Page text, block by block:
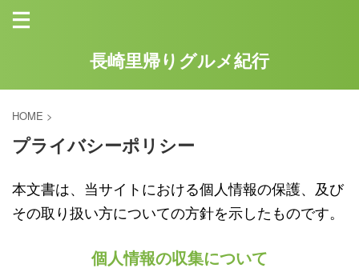
長崎里帰りグルメ紀行
HOME >
プライバシーポリシー
本文書は、当サイトにおける個人情報の保護、及び
その取り扱い方についての方針を示したものです。
個人情報の収集について